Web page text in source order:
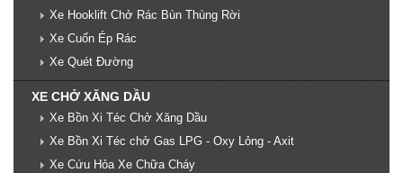
Xe Hooklift Chở Rác Bùn Thùng Rời
Xe Cuốn Ép Rác
Xe Quét Đường
XE CHỞ XĂNG DẦU
Xe Bồn Xi Téc Chở Xăng Dầu
Xe Bồn Xi Téc chở Gas LPG - Oxy Lỏng - Axit
Xe Cứu Hỏa Xe Chữa Cháy